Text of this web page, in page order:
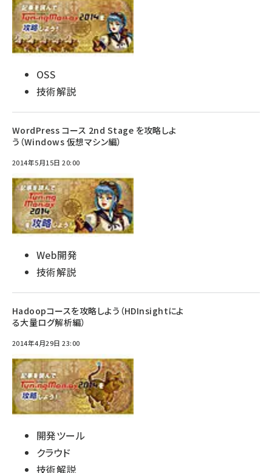
OSS
技術解説
WordPress コース 2nd Stage を攻略しよ
う（Windows 仮想マシン編）
2014年5月15日 20:00
Web開発
技術解説
Hadoopコースを攻略しよう（HDInsightによ
る大量ログ解析編）
2014年4月29日 23:00
開発ツール
クラウド
技術解説